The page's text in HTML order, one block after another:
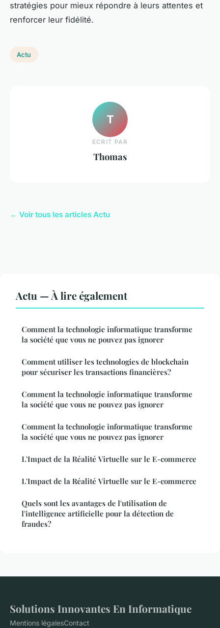
stratégies pour mieux répondre à leurs attentes et
renforcer leur fidélité.
Actu
T
ECRIT PAR
Thomas
← Voir tous les articles Actu
Actu — À lire également
Comment la technologie informatique transforme
la société que vous ne pouvez pas ignorer
Comment utiliser les technologies de blockchain
pour sécuriser les transactions financières?
Comment la technologie informatique transforme
la société que vous ne pouvez pas ignorer
Comment la technologie informatique transforme
la société que vous ne pouvez pas ignorer
L'Impact de la Réalité Virtuelle sur le E-commerce
L'Impact de la Réalité Virtuelle sur le E-commerce
Quels sont les avantages de l'utilisation de
l'intelligence artificielle pour la détection de
fraudes?
Solutions Innovantes En Informatique
Mentions légalesContact